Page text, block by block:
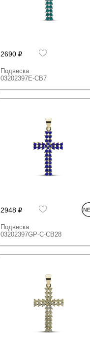
2690
Подвеска
03202397E-CB7
2948
Подвеска
03202397GP-C-CB28